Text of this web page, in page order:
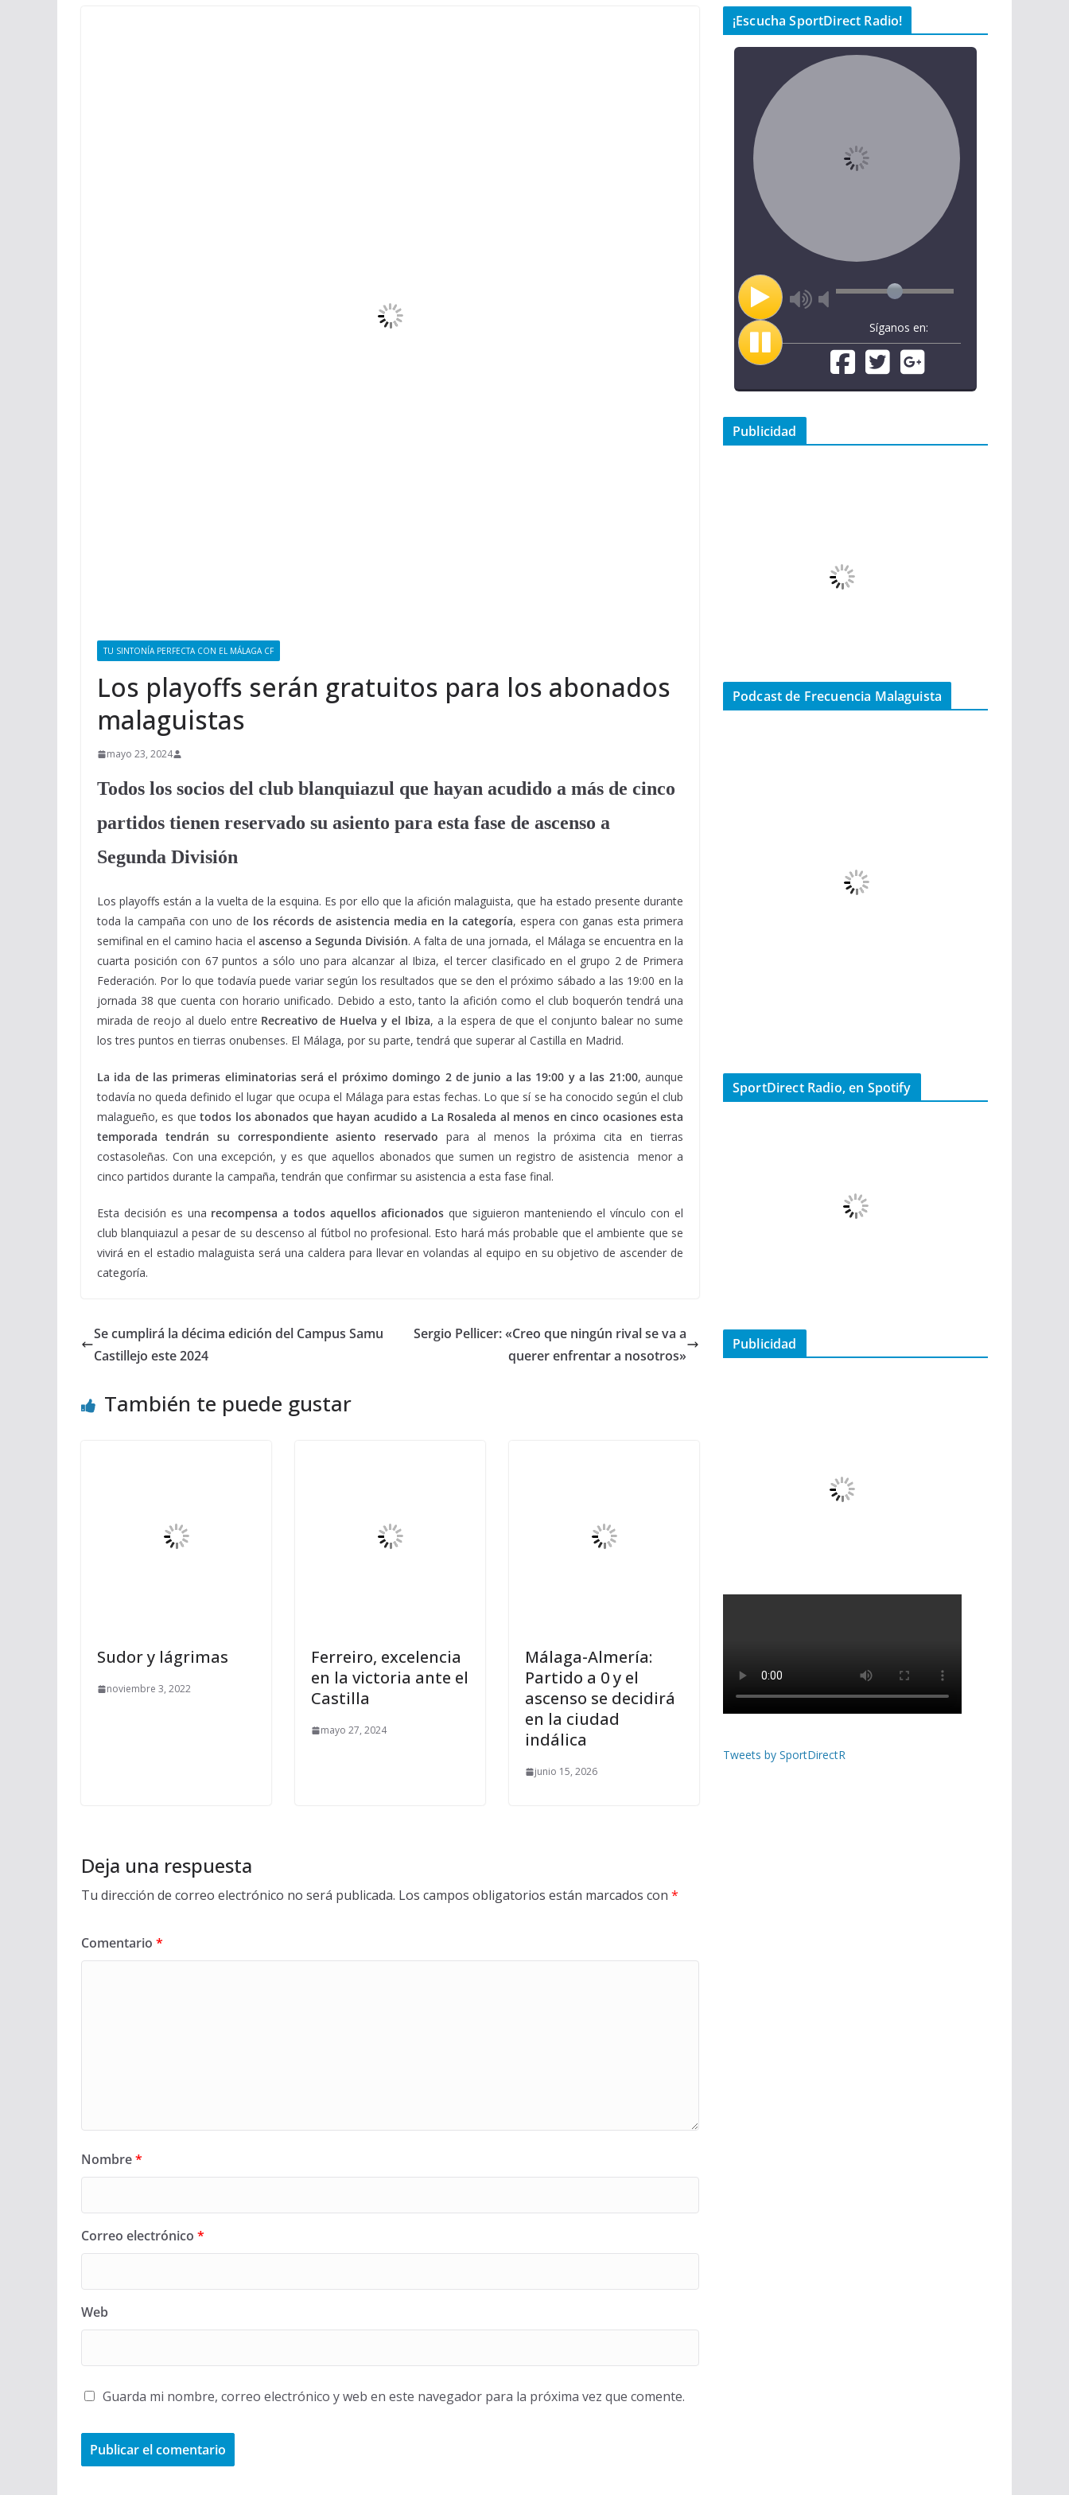
TU SINTONÍA PERFECTA CON EL MÁLAGA CF
Los playoffs serán gratuitos para los abonados
malaguistas
mayo 23, 2024
Todos los socios del club blanquiazul que hayan acudido a más de cinco
partidos tienen reservado su asiento para esta fase de ascenso a
Segunda División
Los playoffs están a la vuelta de la esquina. Es por ello que la afición malaguista, que ha estado presente durante
toda la campaña con uno de los récords de asistencia media en la categoría, espera con ganas esta primera
semifinal en el camino hacia el ascenso a Segunda División. A falta de una jornada, el Málaga se encuentra en la
cuarta posición con 67 puntos a sólo uno para alcanzar al Ibiza, el tercer clasificado en el grupo 2 de Primera
Federación. Por lo que todavía puede variar según los resultados que se den el próximo sábado a las 19:00 en la
jornada 38 que cuenta con horario unificado. Debido a esto, tanto la afición como el club boquerón tendrá una
mirada de reojo al duelo entre Recreativo de Huelva y el Ibiza, a la espera de que el conjunto balear no sume
los tres puntos en tierras onubenses. El Málaga, por su parte, tendrá que superar al Castilla en Madrid.
La ida de las primeras eliminatorias será el próximo domingo 2 de junio a las 19:00 y a las 21:00, aunque
todavía no queda definido el lugar que ocupa el Málaga para estas fechas. Lo que sí se ha conocido según el club
malagueño, es que todos los abonados que hayan acudido a La Rosaleda al menos en cinco ocasiones esta
temporada tendrán su correspondiente asiento reservado para al menos la próxima cita en tierras
costasoleñas. Con una excepción, y es que aquellos abonados que sumen un registro de asistencia menor a
cinco partidos durante la campaña, tendrán que confirmar su asistencia a esta fase final.
Esta decisión es una recompensa a todos aquellos aficionadosque siguieron manteniendo el vínculo con el
club blanquiazul a pesar de su descenso al fútbol no profesional. Esto hará más probable que el ambiente que se
vivirá en el estadio malaguista será una caldera para llevar en volandas al equipo en su objetivo de ascender de
categoría.
Se cumplirá la décima edición del Campus Samu
Castillejo este 2024
Sergio Pellicer: «Creo que ningún rival se va a
querer enfrentar a nosotros»
También te puede gustar
Sudor y lágrimas
noviembre 3, 2022
Ferreiro, excelencia
en la victoria ante el
Castilla
mayo 27, 2024
Málaga-Almería:
Partido a 0 y el
ascenso se decidirá
en la ciudad
indálica
junio 15, 2026
Deja una respuesta
Tu dirección de correo electrónico no será publicada. Los campos obligatorios están marcados con *
Comentario *
Nombre*
Correo electrónico *
Web
Guarda mi nombre, correo electrónico y web en este navegador para la próxima vez que comente.
¡Escucha SportDirect Radio!
Síganos en:
Publicidad
Podcast de Frecuencia Malaguista
SportDirect Radio, en Spotify
Publicidad
Tweets by SportDirectR